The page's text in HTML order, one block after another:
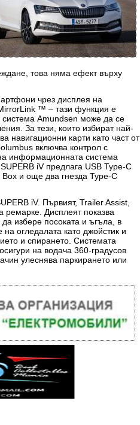
това няма ефект върху
чрез дисплея на
™ – тази функция е
Amundsen може да се
За тези, които избират най-
навигационни карти като част от
включва контрол с
информационната система
iV предлага USB Type-C
Box и още два гнезда Type-C
iV. Първият, Trailer Assist,
ремарке. Дисплеят показва
избере посоката и ъгъла, в
огледалата като джойстик и
и спирането. Системата
на водача 360-градусов
улеснява паркирането или